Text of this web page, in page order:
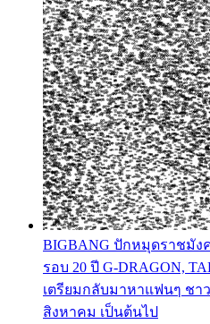
BIGBANG ปักหมุดราชมัง
รอบ 20 ปี G-DRAGON,
เตรียมกลับมาหาแฟนๆ ชา
สิงหาคม เป็นต้นไป